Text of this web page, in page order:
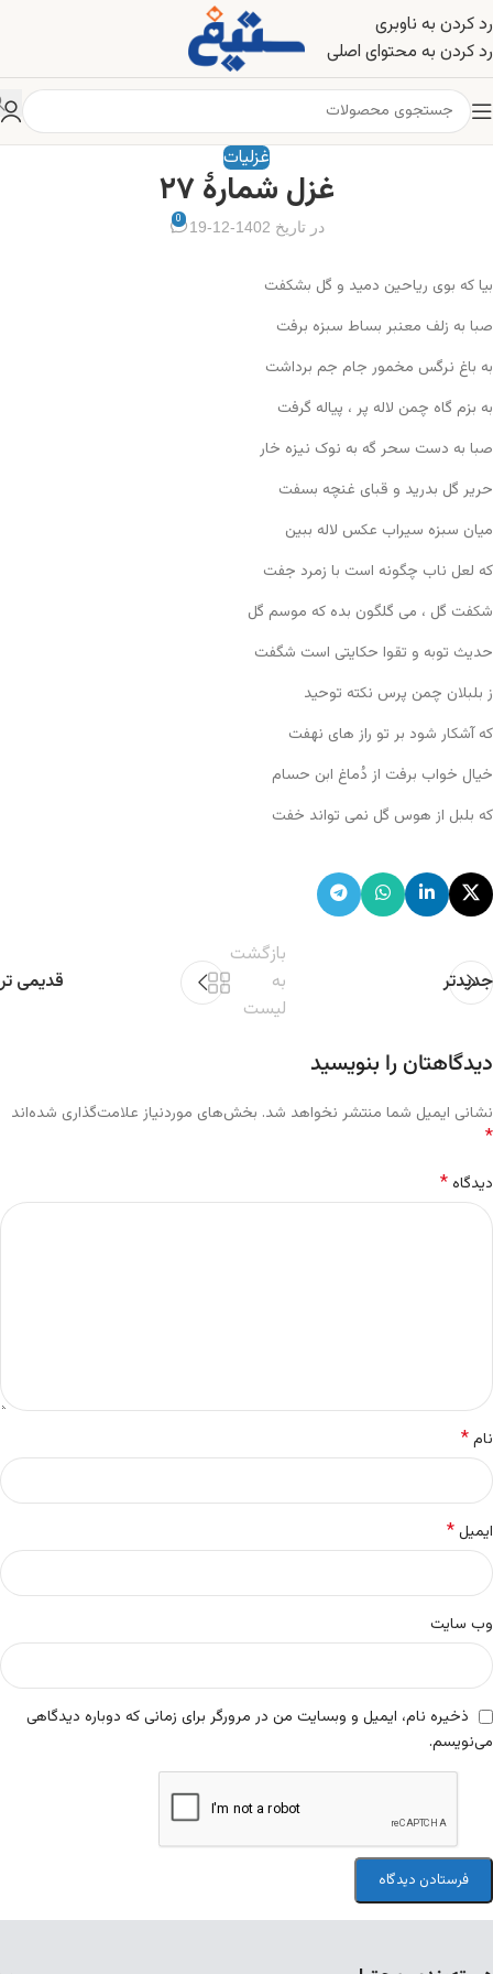
رد کردن به ناوبری
رد کردن به محتوای اصلی
غزلیات
غزل شمارهٔ ۲۷
در تاریخ 1402-12-19 0
بیا که بوی ریاحین دمید و گل بشکفت
صبا به زلف معنبر بساط سبزه برفت
به باغ نرگس مخمور جام جم برداشت
به بزم گاه چمن لاله پر ، پیاله گرفت
صبا به دست سحر گه به نوک نیزه خار
حریر گل بدرید و قبای غنچه بسفت
میان سبزه سیراب عکس لاله ببین
که لعل ناب چگونه است با زمرد جفت
شکفت گل ، می گلگون بده که موسم گل
حدیث توبه و تقوا حکایتی است شگفت
ز بلبلان چمن پرس نکته توحید
که آشکار شود بر تو راز های نهفت
خیال خواب برفت از دُماغ ابن حسام
که بلبل از هوس گل نمی تواند خفت
جدیدتر
بازگشت
به
لیست
قدیمی تر
دیدگاهتان را بنویسید
نشانی ایمیل شما منتشر نخواهد شد. بخش‌های موردنیاز علامت‌گذاری شده‌اند
*
دیدگاه*
نام*
ایمیل*
وب‌ سایت
ذخیره نام، ایمیل و وبسایت من در مرورگر برای زمانی که دوباره دیدگاهی
می‌نویسم.